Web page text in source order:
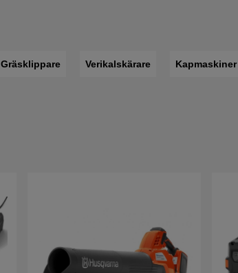
Gräsklippare Verikalskärare Kapmaskiner